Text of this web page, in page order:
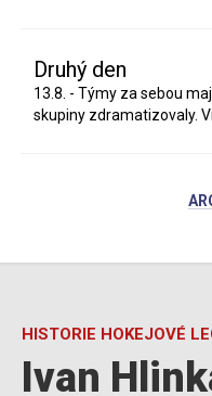
Druhý den
13.8. - Týmy za sebou
skupiny zdramatizovaly.
HISTORIE HOKEJOVÉ
Ivan